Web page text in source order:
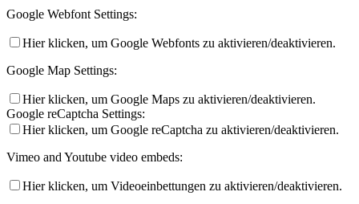
Google Webfont Settings:
Hier klicken, um Google Webfonts zu aktivieren/deaktivieren.
Google Map Settings:
Hier klicken, um Google Maps zu aktivieren/deaktivieren.
Google reCaptcha Settings:
Hier klicken, um Google reCaptcha zu aktivieren/deaktivieren.
Vimeo and Youtube video embeds:
Hier klicken, um Videoeinbettungen zu aktivieren/deaktivieren.